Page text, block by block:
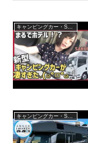
キャンピングカー・SUV人気車種